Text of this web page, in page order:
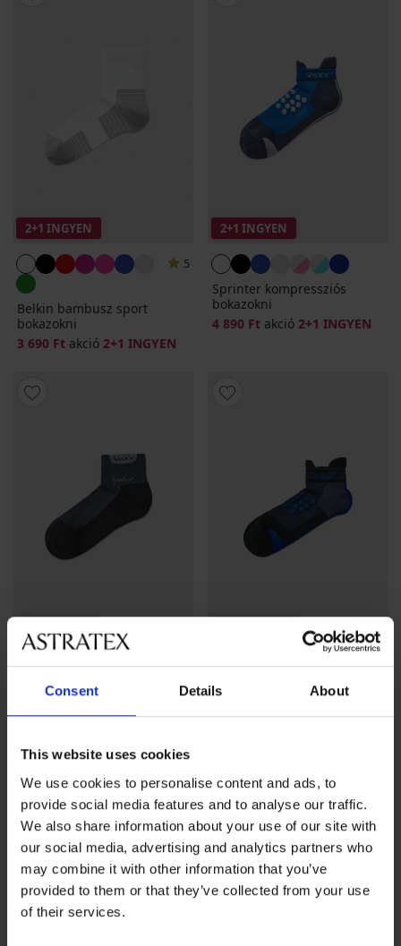
Consent Details About
This website uses cookies
We use cookies to personalise content and ads, to
provide social media features and to analyse our traffic.
We also share information about your use of our site with
our social media, advertising and analytics partners who
may combine it with other information that you’ve
provided to them or that they’ve collected from your use
of their services.
2+1 INGYEN
5
Belkin bambusz sport
bokazokni
3 690 Ft akció 2+1 INGYEN
2+1 INGYEN
Sprinter kompressziós
bokazokni
4 890 Ft akció 2+1 INGYEN
Brooke bambusz bokazokni
Sprinter kompressziós